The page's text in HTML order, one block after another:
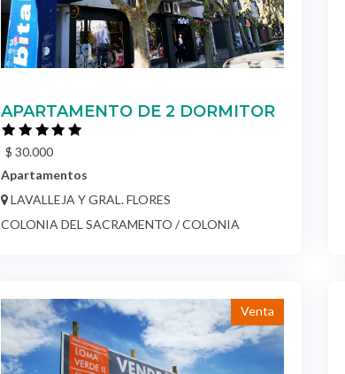
APARTAMENTO DE 2 DORMITOR
$ 30.000
Apartamentos
LAVALLEJA Y GRAL. FLORES
COLONIA DEL SACRAMENTO / COLONIA
Venta